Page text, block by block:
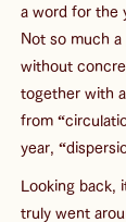
a word for the
Not so much
without
together with
from
year,
Looking back,
truly went